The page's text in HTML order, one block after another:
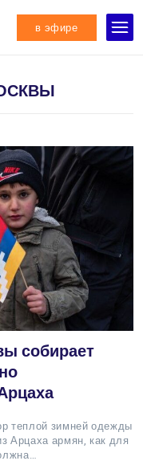
в эфире
собирает
теплой зимней одежды
Арцаха армян, как для